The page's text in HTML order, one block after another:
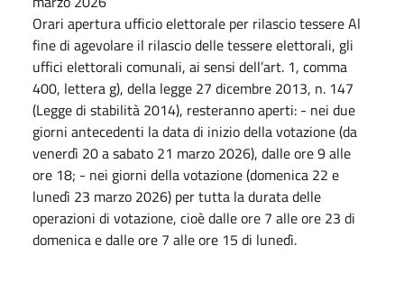
Orari apertura ufficio elettorale per rilascio tessere Al
fine di agevolare il rilascio delle tessere elettorali, gli
uffici elettorali comunali, ai sensi dell’art. 1, comma
400, lettera g), della legge 27 dicembre 2013, n. 147
(Legge di stabilità 2014), resteranno aperti: - nei due
giorni antecedenti la data di inizio della votazione (da
venerdì 20 a sabato 21 marzo 2026), dalle ore 9 alle
ore 18; - nei giorni della votazione (domenica 22 e
lunedì 23 marzo 2026) per tutta la durata delle
operazioni di votazione, cioè dalle ore 7 alle ore 23 di
domenica e dalle ore 7 alle ore 15 di lunedì.